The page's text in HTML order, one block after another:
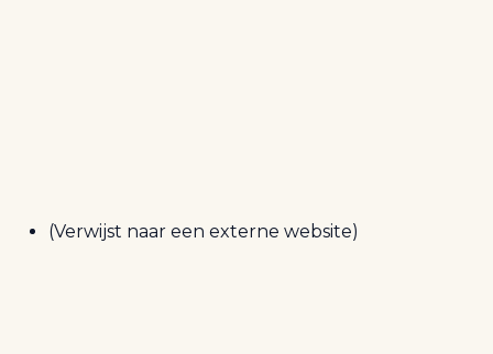
(Verwijst naar een externe website)